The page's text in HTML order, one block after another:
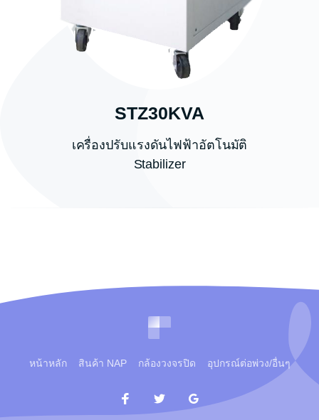
STZ30KVA
เครื่องปรับแรงดันไฟฟ้าอัตโนมัติ
Stabilizer
หน้าหลัก สินค้า NAP กล้องวงจรปิด อุปกรณ์ต่อพ่วง/อื่นๆ
FacebookTwitter Google